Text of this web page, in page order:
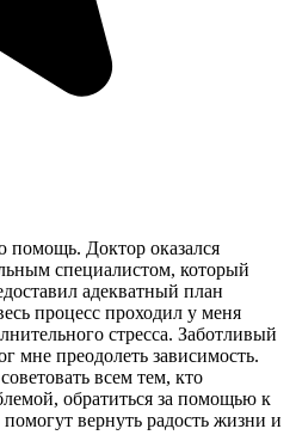
Доктор оказался
специалистом, который
адекватный план
процесс проходил у меня
стресса. Заботливый
преодолеть зависимость.
всем тем, кто
обратиться за помощью к
вернуть радость жизни и